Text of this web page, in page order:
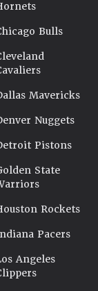
Bulls
Mavericks
Nuggets
Pistons
State
Rockets
Pacers
Angeles